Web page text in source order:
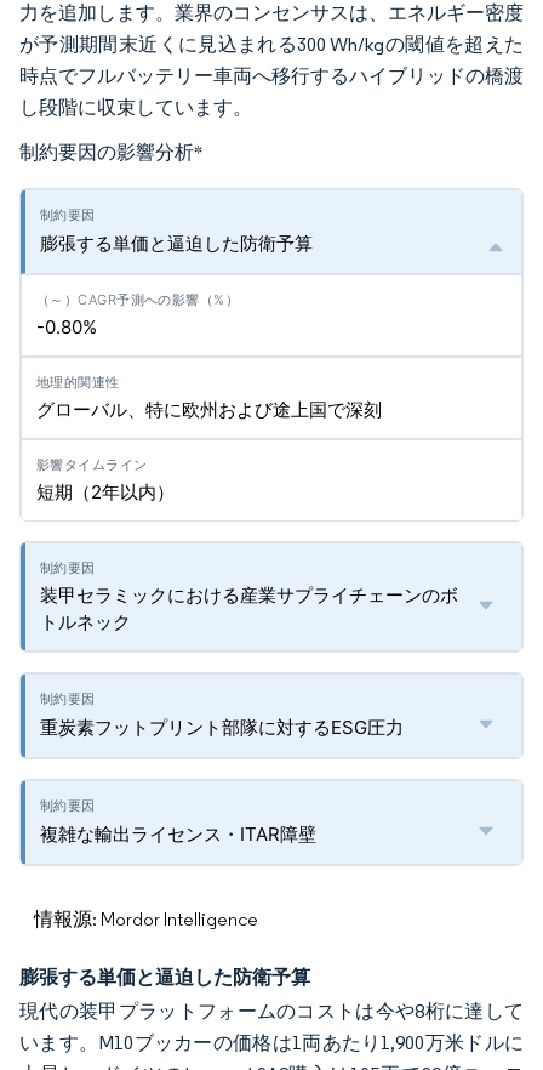
力を追加します。業界のコンセンサスは、エネルギー密度
が予測期間末近くに見込まれる300 Wh/kgの閾値を超えた
時点でフルバッテリー車両へ移行するハイブリッドの橋渡
し段階に収束しています。
制約要因の影響分析*
膨張する単価と逼迫した防衛予算
-0.80%
グローバル、特に欧州および途上国で深刻
短期（2年以内）
装甲セラミックにおける産業サプライチェーンのボ
トルネック
重炭素フットプリント部隊に対するESG圧力
複雑な輸出ライセンス・ITAR障壁
情報源: Mordor Intelligence
膨張する単価と逼迫した防衛予算
現代の装甲プラットフォームのコストは今や8桁に達して
います。M10ブッカーの価格は1両あたり1,900万米ドルに